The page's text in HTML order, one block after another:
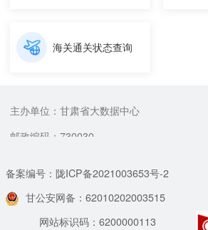
海关通关状态查询
主办单位：甘肃省大数据中心
邮政编码：730030
备案编号：陇ICP备2021003653号-2
甘公安网备：62010202003515
网站标识码：6200000113